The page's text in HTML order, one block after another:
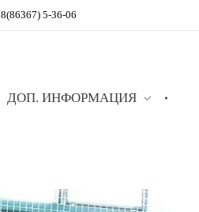
8(86367) 5-36-06
ДОП. ИНФОРМАЦИЯ